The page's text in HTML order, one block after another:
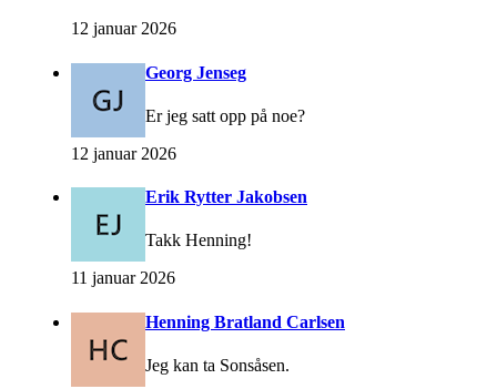
12 januar 2026
Georg Jenseg
Er jeg satt opp på noe?
12 januar 2026
Erik Rytter Jakobsen
Takk Henning!
11 januar 2026
Henning Bratland Carlsen
Jeg kan ta Sonsåsen.